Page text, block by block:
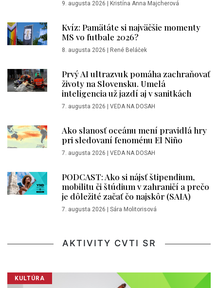
9. augusta 2026 Kristína Anna Majcherová
Kvíz: Pamätáte si najväčšie momenty
MS vo futbale 2026?
8. augusta 2026 René Beláček
Prvý AI ultrazvuk pomáha zachraňovať
životy na Slovensku. Umelá
inteligencia už jazdí aj v sanitkách
7. augusta 2026 VEDA NA DOSAH
Ako slanosť oceánu mení pravidlá hry
pri sledovaní fenoménu El Niño
7. augusta 2026 VEDA NA DOSAH
PODCAST: Ako si nájsť štipendium,
mobilitu či štúdium v zahraničí a prečo
je dôležité začať čo najskôr (SAIA)
7. augusta 2026 Sára Molitorisová
AKTIVITY CVTI SR
KULTÚRA